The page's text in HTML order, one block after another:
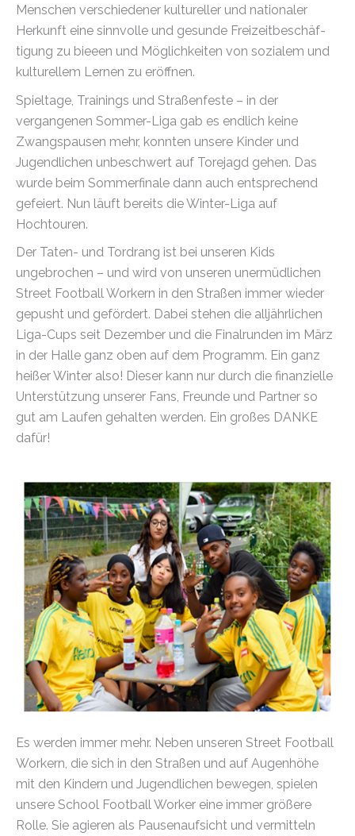
Menschen verschiedener kultureller und nationaler
Herkunft eine sinnvolle und gesunde Freizeitbeschäf-
tigung zu bieeen und Möglichkeiten von sozialem und
kulturellem Lernen zu eröffnen.
Spieltage, Trainings und Straßenfeste – in der
vergangenen Sommer-Liga gab es endlich keine
Zwangspausen mehr, konnten unsere Kinder und
Jugendlichen unbeschwert auf Torejagd gehen. Das
wurde beim Sommerfinale dann auch entsprechend
gefeiert. Nun läuft bereits die Winter-Liga auf
Hochtouren.
Der Taten- und Tordrang ist bei unseren Kids
ungebrochen – und wird von unseren unermüdlichen
Street Football Workern in den Straßen immer wieder
gepusht und gefördert. Dabei stehen die alljährlichen
Liga-Cups seit Dezember und die Finalrunden im März
in der Halle ganz oben auf dem Programm. Ein ganz
heißer Winter also! Dieser kann nur durch die finanzielle
Unterstützung unserer Fans, Freunde und Partner so
gut am Laufen gehalten werden. Ein großes DANKE
dafür!
Es werden immer mehr. Neben unseren Street Football
Workern, die sich in den Straßen und auf Augenhöhe
mit den Kindern und Jugendlichen bewegen, spielen
unsere School Football Worker eine immer größere
Rolle. Sie agieren als Pausenaufsicht und vermitteln